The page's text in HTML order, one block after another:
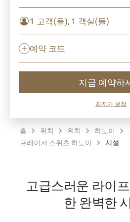
1 고객(들), 1 객실(들)
예약 코드
지금 예약하
최저가 보장
홈 위치 위치
하노이
프레이저 스위츠 하노이
시설
고급스러운 라이
한 완벽한